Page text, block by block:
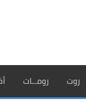
روت رومــات